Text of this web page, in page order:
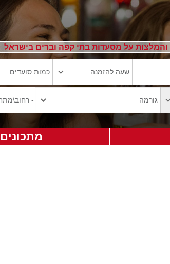
על מסעדות בתי קפה וברים בישראל
מתכונים